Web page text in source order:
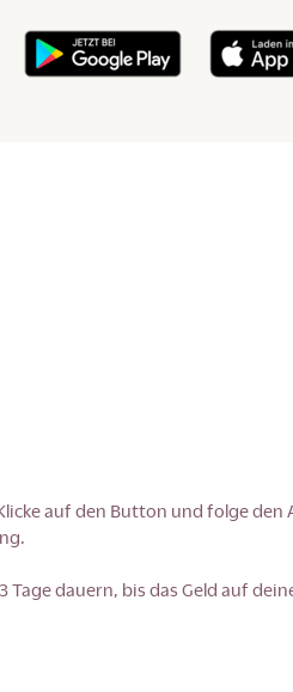
auf den Button und folge den
Tage dauern, bis das Geld auf